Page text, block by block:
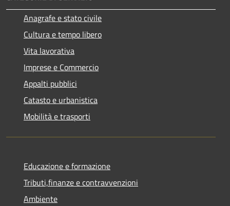
Anagrafe e stato civile
Cultura e tempo libero
Vita lavorativa
Imprese e Commercio
Appalti pubblici
Catasto e urbanistica
Mobilità e trasporti
Educazione e formazione
Tributi,finanze e contravvenzioni
Ambiente